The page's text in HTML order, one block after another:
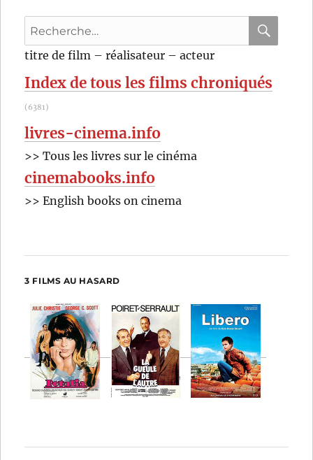
Recherche
pour
:
titre de film – réalisateur – acteur
Index de tous les films chroniqués
(6381)
livres-cinema.info
>> Tous les livres sur le cinéma
cinemabooks.info
>> English books on cinema
3 FILMS AU HASARD